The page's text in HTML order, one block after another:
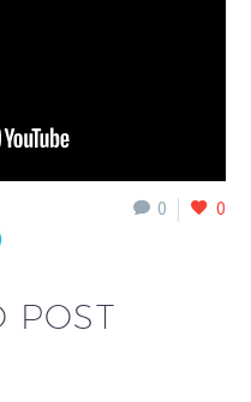
0 0
POST